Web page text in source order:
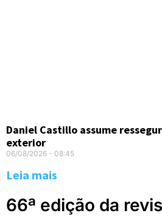
Daniel Castillo assume
exterior
06/08/2026 08:45
Leia mais
66ª edição da